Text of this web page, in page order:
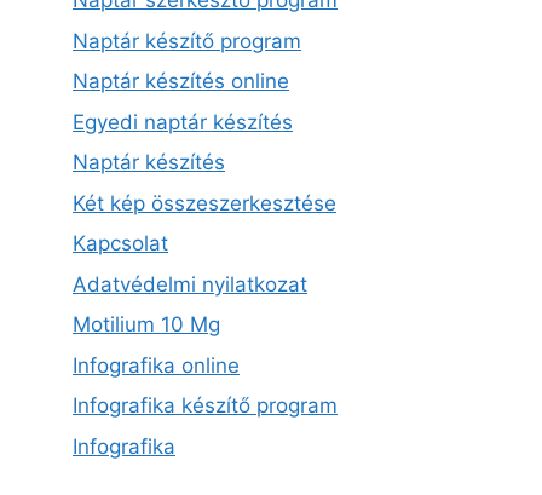
Naptár készítő program
Naptár készítés online
Egyedi naptár készítés
Naptár készítés
Két kép összeszerkesztése
Kapcsolat
Adatvédelmi nyilatkozat
Motilium 10 Mg
Infografika online
Infografika készítő program
Infografika